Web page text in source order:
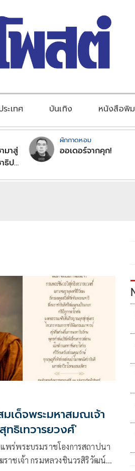
ะเทศ บันเทิง หนังสือพิ
มาสู่
ธิป
ผักกาดหอม
ออเดอร์จากคุก!
เด็จพระมหาสมณเจ้า
ทธิเทวารยวงศ์'
พร่พระบรมราชโองการสถาปนา
ราชเจ้า กรมหลวงชินวรสิริวัฒน์